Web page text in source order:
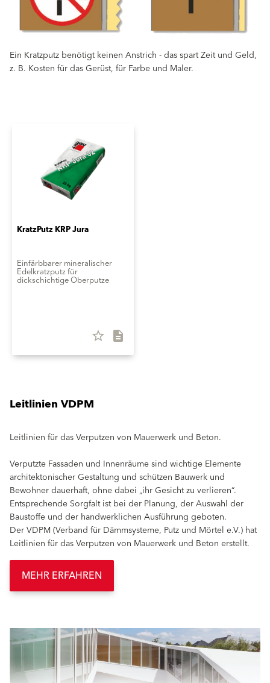
Ein Kratzputz benötigt keinen Anstrich - das spart Zeit und Geld,
z. B. Kosten für das Gerüst, für Farbe und Maler.
KratzPutz KRP Jura
Einfärbbarer mineralischer
Edelkratzputz für
dickschichtige Oberputze
star_border description
Leitlinien VDPM
Leitlinien für das Verputzen von Mauerwerk und Beton.
Verputzte Fassaden und Innenräume sind wichtige Elemente
architektonischer Gestaltung und schützen Bauwerk und
Bewohner dauerhaft, ohne dabei „ihr Gesicht zu verlieren“.
Entsprechende Sorgfalt ist bei der Planung, der Auswahl der
Baustoffe und der handwerklichen Ausführung geboten.
Der VDPM (Verband für Dämmsysteme, Putz und Mörtel e.V.) hat
Leitlinien für das Verputzen von Mauerwerk und Beton erstellt.
MEHR ERFAHREN